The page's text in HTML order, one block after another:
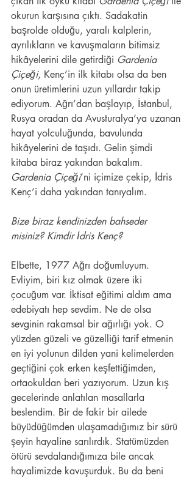
okurun karşısına çıktı. Sadakatin
başrolde olduğu, yaralı kalplerin,
ayrılıkların ve kavuşmaların bitimsiz
hikâyelerini dile getirdiği Gardenia
Çiçeği, Kenç’in ilk kitabı olsa da ben
onun üretimlerini uzun yıllardır takip
ediyorum. Ağrı’dan başlayıp, İstanbul,
Rusya oradan da Avusturalya’ya uzanan
hayat yolculuğunda, bavulunda
hikâyelerini de taşıdı. Gelin şimdi
kitaba biraz yakından bakalım.
Gardenia Çiçeği’ni içimize çekip, İdris
Kenç’i daha yakından tanıyalım.
Bize biraz kendinizden bahseder
misiniz? Kimdir İdris Kenç?
Elbette, 1977 Ağrı doğumluyum.
Evliyim, biri kız olmak üzere iki
çocuğum var. İktisat eğitimi aldım ama
edebiyatı hep sevdim. Ne de olsa
sevginin rakamsal bir ağırlığı yok. O
yüzden güzeli ve güzelliği tarif etmenin
en iyi yolunun dilden yani kelimelerden
geçtiğini çok erken keşfettiğimden,
ortaokuldan beri yazıyorum. Uzun kış
gecelerinde anlatılan masallarla
beslendim. Bir de fakir bir ailede
büyüdüğümden ulaşamadığımız bir sürü
şeyin hayaline sarılırdık. Statümüzden
ötürü sevdalandığımıza bile ancak
hayalimizde kavuşurduk. Bu da beni